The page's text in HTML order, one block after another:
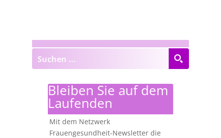
Bleiben Sie auf dem
Laufenden
Mit dem Netzwerk
Frauengesundheit-Newsletter die